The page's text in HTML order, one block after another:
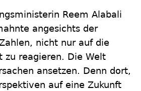
Reem Alabali
angesichts der
nicht nur auf die
zu reagieren. Die Welt
ansetzen. Denn dort,
auf eine Zukunft